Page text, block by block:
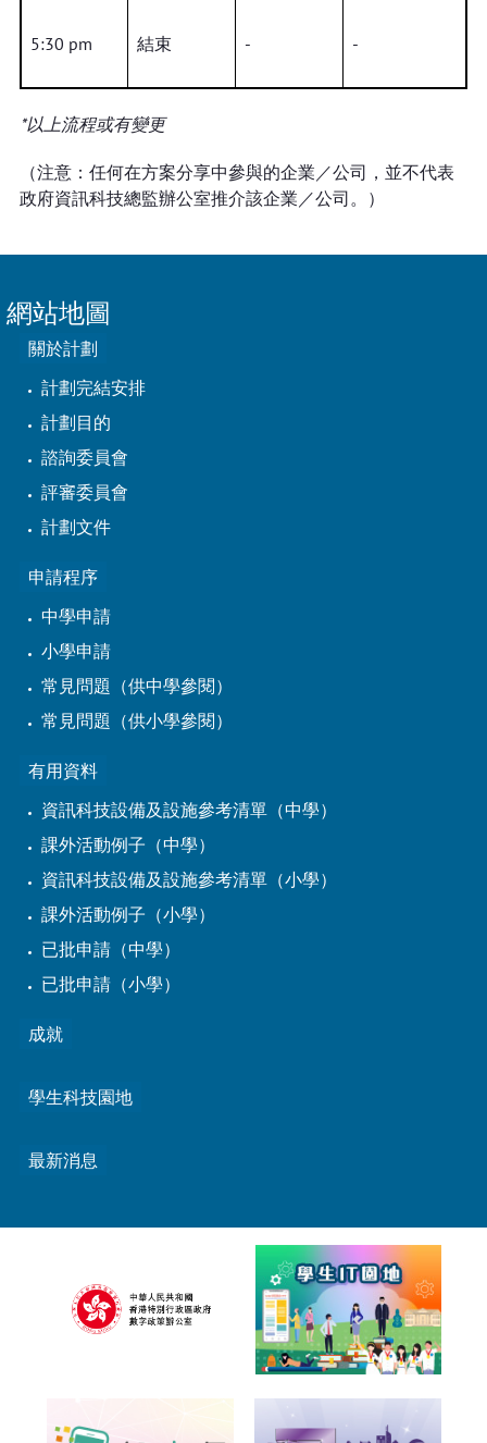
5:30 pm 結束 - -
*以上流程或有變更
（注意：任何在方案分享中參與的企業／公司，並不代表
政府資訊科技總監辦公室推介該企業／公司。）
網站地圖
關於計劃
計劃完結安排
計劃目的
諮詢委員會
評審委員會
計劃文件
申請程序
中學申請
小學申請
常見問題（供中學參閱）
常見問題（供小學參閱）
有用資料
資訊科技設備及設施參考清單（中學）
課外活動例子（中學）
資訊科技設備及設施參考清單（小學）
課外活動例子（小學）
已批申請（中學）
已批申請（小學）
成就
學生科技園地
最新消息